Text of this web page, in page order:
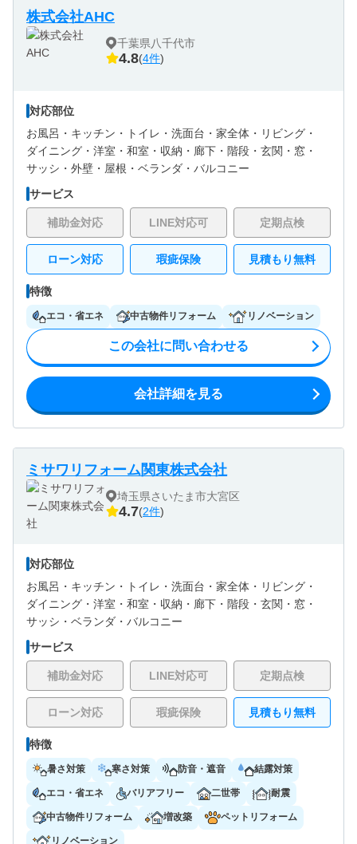
株式会社AHC
千葉県八千代市
4.8(4件)
対応部位
お風呂・ キッチン・ トイレ・ 洗面台・ 家全体・ リビング・
ダイニング・ 洋室・ 和室・ 収納・ 廊下・ 階段・ 玄関・ 窓・
サッシ・ 外壁・ 屋根・ ベランダ・バルコニー
サービス
補助金対応 LINE対応可 定期点検
ローン対応 瑕疵保険 見積もり無料
特徴
エコ・省エネ 中古物件リフォーム リノベーション
この会社に問い合わせる
会社詳細を見る
ミサワリフォーム関東株式会社
埼玉県さいたま市大宮区
4.7(2件)
対応部位
お風呂・ キッチン・ トイレ・ 洗面台・ 家全体・ リビング・
ダイニング・ 洋室・ 和室・ 収納・ 廊下・ 階段・ 玄関・ 窓・
サッシ・ ベランダ・バルコニー
サービス
補助金対応 LINE対応可 定期点検
ローン対応 瑕疵保険 見積もり無料
特徴
暑さ対策 寒さ対策 防音・遮音 結露対策
エコ・省エネ バリアフリー 二世帯 耐震
中古物件リフォーム 増改築 ペットリフォーム
リノベーション